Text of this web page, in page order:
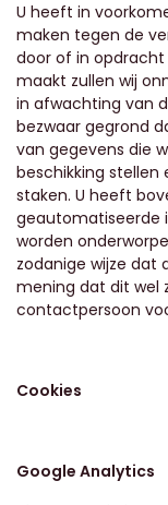
U heeft in
maken tegen de
door of in opdracht
maakt zullen wij
in afwachting van
bezwaar gegrond
van gegevens die
beschikking stellen
staken. U heeft
geautomatiseerde
worden
zodanige wijze dat
mening dat dit wel
contactpersoon
Cookies
Google Analytics